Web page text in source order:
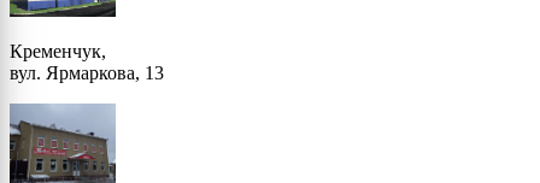
Кременчук,
вул. Ярмаркова, 13